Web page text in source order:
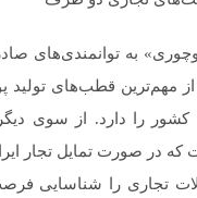
به توانمندی‌‌های
از مهم‌ترین قطب‌های
را دارد. از سوی
در صورت تمایل تجار
تجاری را شناسایی